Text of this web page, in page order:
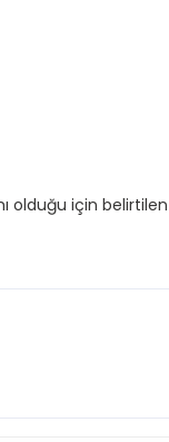
olduğu için